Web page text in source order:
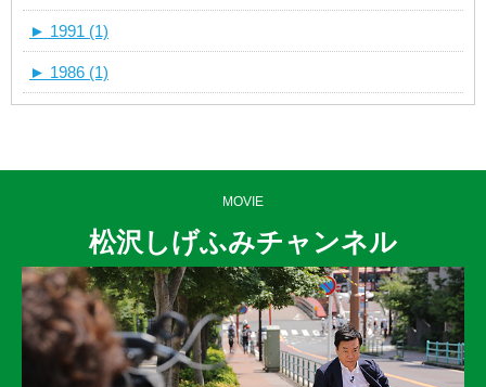
► 1991 (1)
► 1986 (1)
MOVIE
松沢しげふみチャンネル